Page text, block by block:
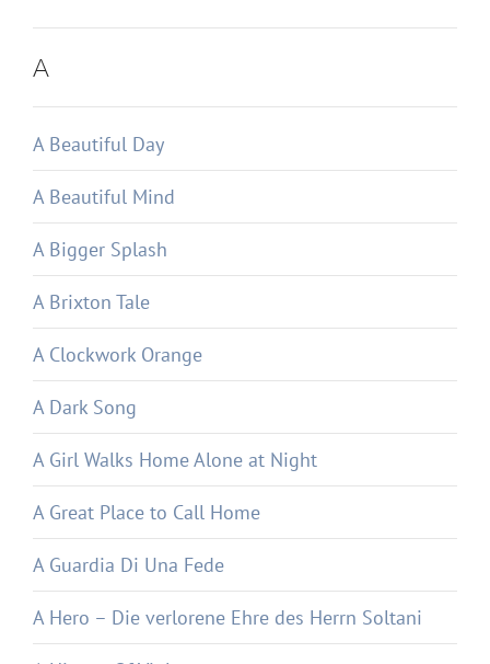
A
A Beautiful Day
A Beautiful Mind
A Bigger Splash
A Brixton Tale
A Clockwork Orange
A Dark Song
A Girl Walks Home Alone at Night
A Great Place to Call Home
A Guardia Di Una Fede
A Hero – Die verlorene Ehre des Herrn Soltani